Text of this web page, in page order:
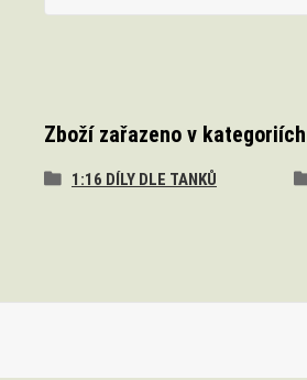
Zboží zařazeno v kategoriích
1:16 DÍLY DLE TANKŮ